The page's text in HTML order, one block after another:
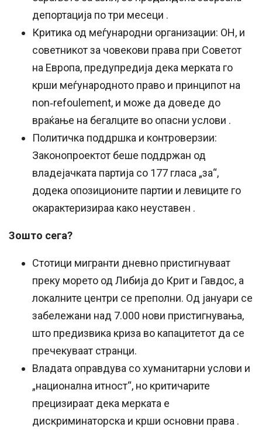
депортација по три месеци .
Критика од меѓународни организации: ОН, и
советникот за човекови права при Советот
на Европа, предупредија дека мерката го
крши меѓународното право и принципот на
non‑refoulement, и може да доведе до
враќање на бегалците во опасни услови .
Политичка поддршка и контроверзии:
Законопроектот беше поддржан од
владејачката партија со 177 гласа „за“,
додека опозиционите партии и левиците го
окарактеризираа како неуставен .
Зошто сега?
Стотици мигранти дневно пристигнуваат
преку морето од Либија до Крит и Гавдос, а
локалните центри се преполни. Од јануари се
забележани над 7.000 нови пристигнувања,
што предизвика криза во капацитетот да се
пречекуваат странци.
Владата оправдува со хуманитарни услови и
„национална итност“, но критичарите
прецизираат дека мерката е
дискриминаторска и крши основни права .